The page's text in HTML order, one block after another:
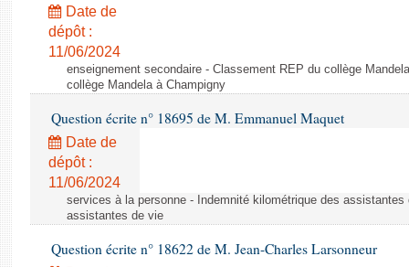
Date de
dépôt :
11/06/2024
enseignement secondaire - Classement REP du collège
collège Mandela à Champigny
Question écrite n° 18695 de M. Emmanuel Maquet
Date de
dépôt :
11/06/2024
services à la personne - Indemnité kilométrique des
assistantes de vie
Question écrite n° 18622 de M. Jean-Charles Larsonneur